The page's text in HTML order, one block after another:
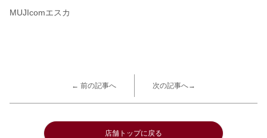
MUJIcomエスカ
← 前の記事へ 次の記事へ→
店舗トップに戻る